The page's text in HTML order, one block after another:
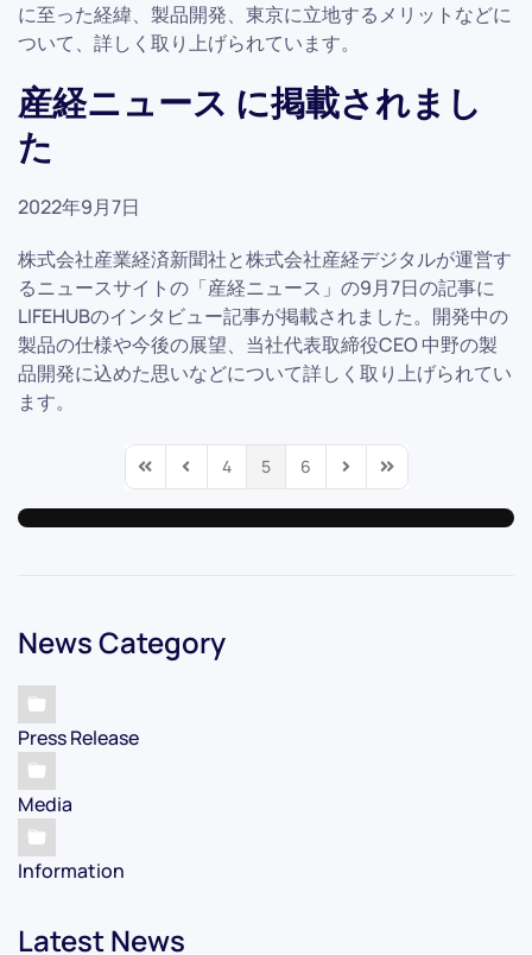
に至った経緯、製品開発、東京に立地するメリットなどに
ついて、詳しく取り上げられています。
産経ニュース に掲載されまし
た
2022年9月7日
株式会社産業経済新聞社と株式会社産経デジタルが運営す
るニュースサイトの「産経ニュース」の9月7日の記事に
LIFEHUBのインタビュー記事が掲載されました。開発中の
製品の仕様や今後の展望、当社代表取締役CEO 中野の製
品開発に込めた思いなどについて詳しく取り上げられてい
ます。
First PagePrevious Page
4 5 6 Next PageLast Page
News Category
Press Release
Media
Information
Latest News